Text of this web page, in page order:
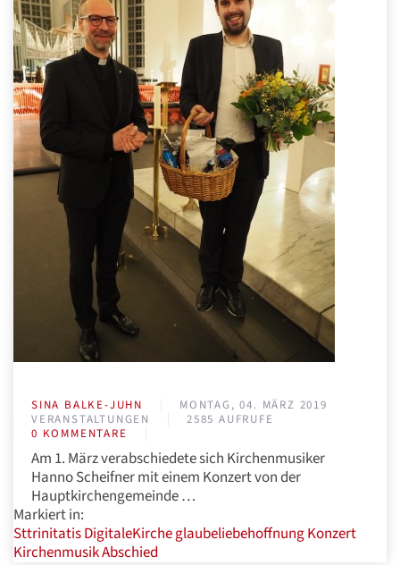
SINA BALKE-JUHN
MONTAG, 04. MÄRZ 2019
VERANSTALTUNGEN
2585 AUFRUFE
0 KOMMENTARE
Am 1. März verabschiedete sich Kirchenmusiker
Hanno Scheifner mit einem Konzert von der
Hauptkirchengemeinde …
Markiert in:
SttrinitatisDigitaleKircheglaubeliebehoffnungKonzert
KirchenmusikAbschied